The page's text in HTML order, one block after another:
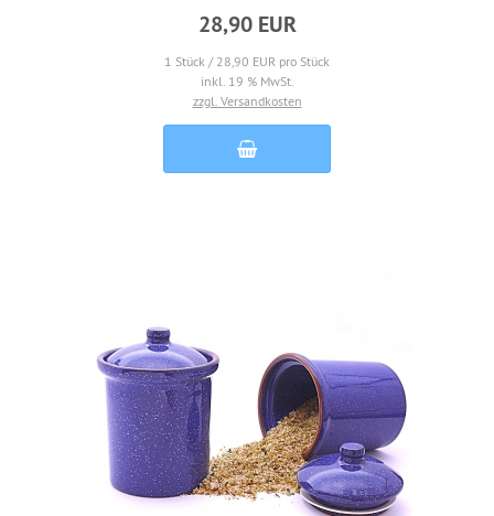
28,90 EUR
1 Stück / 28,90 EUR pro Stück
inkl. 19 % MwSt.
zzgl. Versandkosten